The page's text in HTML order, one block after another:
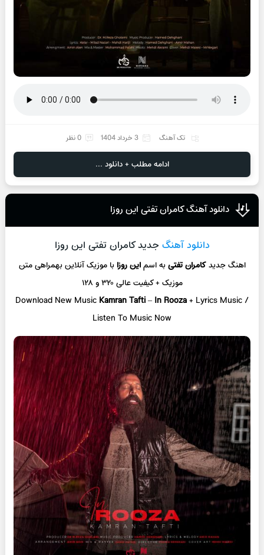
تک آهنگ 3 خرداد 1404 0 نظر
ادامه مطلب + دانلود ...
دانلود آهنگ کامران تفتی این روزا
دانلود آهنگ جدید کامران تفتی این روزا
اهنگ جدیدکامران تفتیبه اسماین روزابا موزیک آنلاینبهمراهی متن
موزیک + کیفیت عالی ۳۲۰ و ۱۲۸
Download New Music Kamran Tafti– In Rooza+ Lyrics Music /
Listen To Music Now